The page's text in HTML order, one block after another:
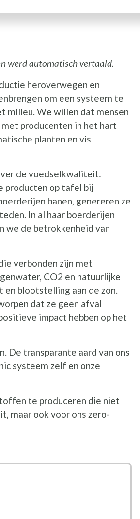
werd automatisch vertaald.
heroverwegen en
om een systeem te
milieu. We willen dat mensen
producenten in het hart
planten en vis
de voedselkwaliteit:
producten op tafel bij
banen, genereren ze
In al haar boerderijen
we de betrokkenheid van
verbonden zijn met
CO2 en natuurlijke
blootstelling aan de zon.
dat ze geen afval
impact hebben op het
De transparante aard van ons
systeem zelf en onze
te produceren die niet
maar ook voor ons zero-
venster
venster